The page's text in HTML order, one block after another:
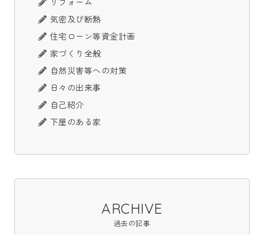
リフォーム
気密及び断熱
住宅ローン等資金計画
家づくり全般
自然災害等への対策
日々の出来事
自己紹介
下屋のある家
ARCHIVE
過去の記事